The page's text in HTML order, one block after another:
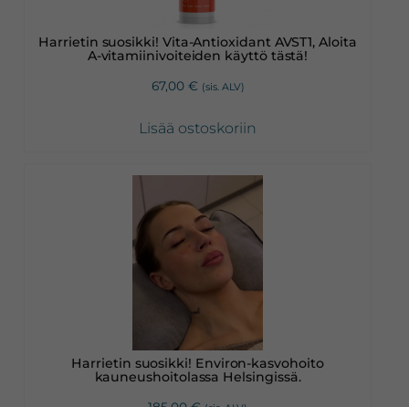
Harrietin suosikki! Vita-Antioxidant AVST1, Aloita
A-vitamiinivoiteiden käyttö tästä!
67,00 € (sis. ALV)
Lisää ostoskoriin
Harrietin suosikki! Environ-kasvohoito
kauneushoitolassa Helsingissä.